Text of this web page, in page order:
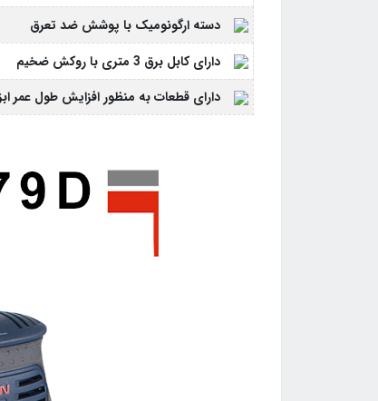
دسته ارگونومیک با پوشش ضد تعرق
دارای کابل برق 3 متری با روکش ضخیم
دارای قطعات به منظور افزایش طول عمر